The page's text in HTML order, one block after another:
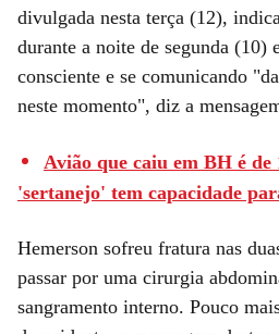
divulgada nesta terça (12),
durante a noite de segunda (10)
consciente e se comunicando
neste momento", diz a
Avião que caiu em BH é de
'sertanejo' tem capacidade
Hemerson sofreu fratura nas
passar por uma cirurgia
sangramento interno. Pouco